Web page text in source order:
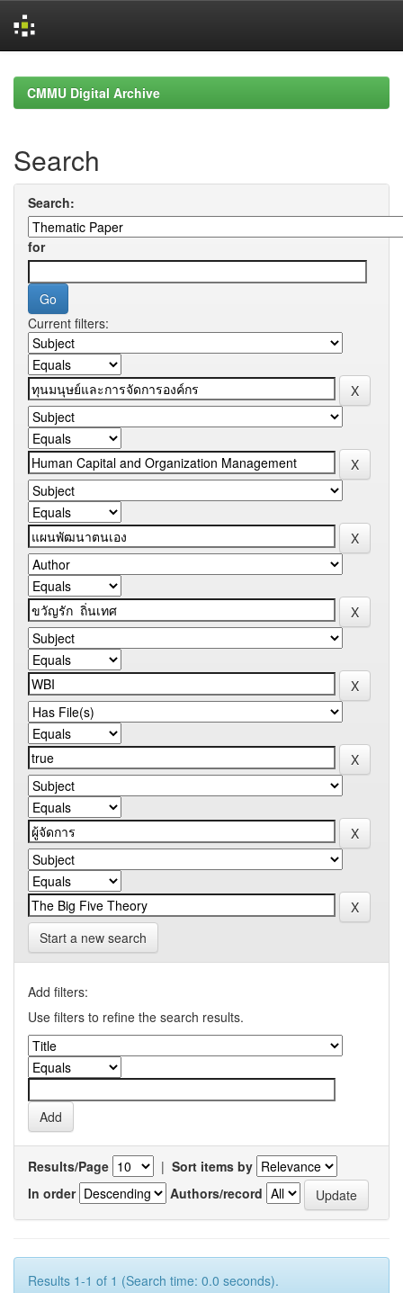
navigationCMMU Digital Archive
Search
Search:
for
Current filters:
Start a new search
Add filters:
Use filters to refine the search results.
Results/Page | Sort items by
In order
Authors/record
Results 1-1 of 1 (Search time: 0.0 seconds).